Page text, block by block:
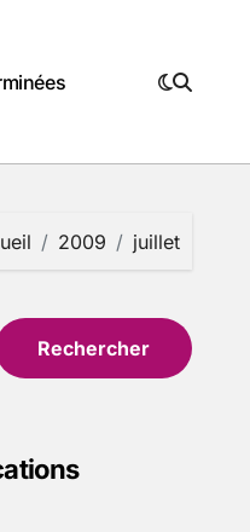
2009 juillet